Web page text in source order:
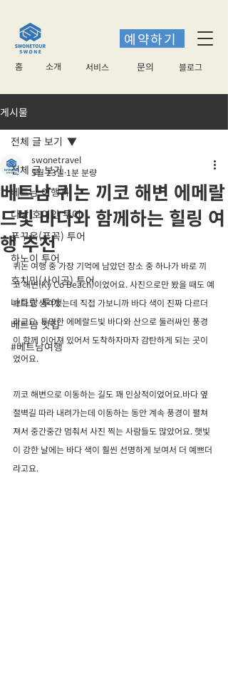
홈 소개 서비스 ​문의 블로그
예약하기
게시물
전체 글 보기
베트남 여행지
다낭 호이안 투어
푸꾸옥(푸꼭) 투어
하노이 투어
호치민(사이공) 투어
나트랑 투어
베트남 맛집
#베트남여행
전체 글 보기
베트남 퀴논 끼코 해변 에메랄
드빛 바다와 함께하는 힐링 여
행 추천
swonetravel
5월 23일 1분 분량
퀴논 여행 중 가장 기억에 남았던 장소 중 하나가 바로 끼
코 해변(Kỳ Co Beach)이었어요. 사진으로만 봤을 때도 예
쁘다고 생각했는데 직접 가보니까 바다 색이 진짜 다르더
라고요. 투명한 에메랄드빛 바다와 산으로 둘러싸인 풍경
이 함께 이어져 있어서 도착하자마자 감탄하게 되는 곳이
었어요.
끼코 해변으로 이동하는 길도 꽤 인상적이었어요.바다 옆
절벽길 따라 내려가는데 이동하는 동안 계속 풍경이 펼쳐
져서 중간중간 멈춰서 사진 찍는 사람들도 많았어요. 햇빛
이 강한 날에는 바다 색이 훨씬 선명하게 보여서 더 예쁘더
라고요.